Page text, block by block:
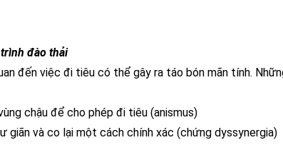
đào thải
đến việc đi tiêu có thể gây ra táo bón mãn tính.
chậu để cho phép đi tiêu (anismus)
giãn và co lại một cách chính xác (chứng dyssynergia)